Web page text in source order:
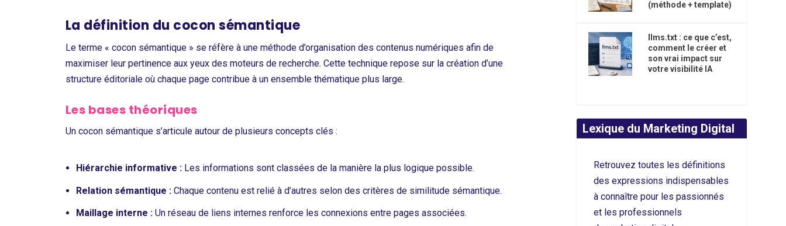
La définition du cocon sémantique
Le terme « cocon sémantique » se réfère à une méthode d’organisation des contenus numériques afin de
maximiser leur pertinence aux yeux des moteurs de recherche. Cette technique repose sur la création d’une
structure éditoriale où chaque page contribue à un ensemble thématique plus large.
Les bases théoriques
Un cocon sémantique s’articule autour de plusieurs concepts clés :
Hiérarchie informative : Les informations sont classées de la manière la plus logique possible.
Relation sémantique : Chaque contenu est relié à d’autres selon des critères de similitude sémantique.
Maillage interne : Un réseau de liens internes renforce les connexions entre pages associées.
(méthode + template)
llms.txt : ce que c’est,
comment le créer et
son vrai impact sur
votre visibilité IA
Lexique du Marketing Digital
Retrouvez toutes les définitions
des expressions indispensables
à connaître pour les passionnés
et les professionnels